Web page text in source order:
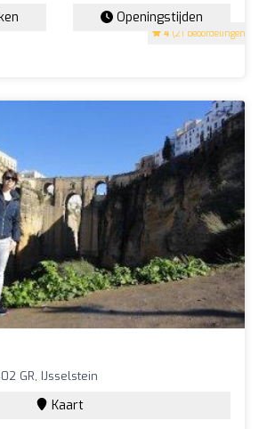
4 (21 beoordelingen)
Openingstijden
GR, IJsselstein
Kaart